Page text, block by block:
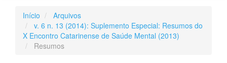
Início
Arquivos
v. 6 n. 13 (2014): Suplemento Especial: Resumos do
X Encontro Catarinense de Saúde Mental (2013)
Resumos